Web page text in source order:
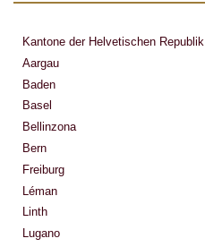
Kantone der Helvetischen Republik
Aargau
Baden
Basel
Bellinzona
Bern
Freiburg
Léman
Linth
Lugano